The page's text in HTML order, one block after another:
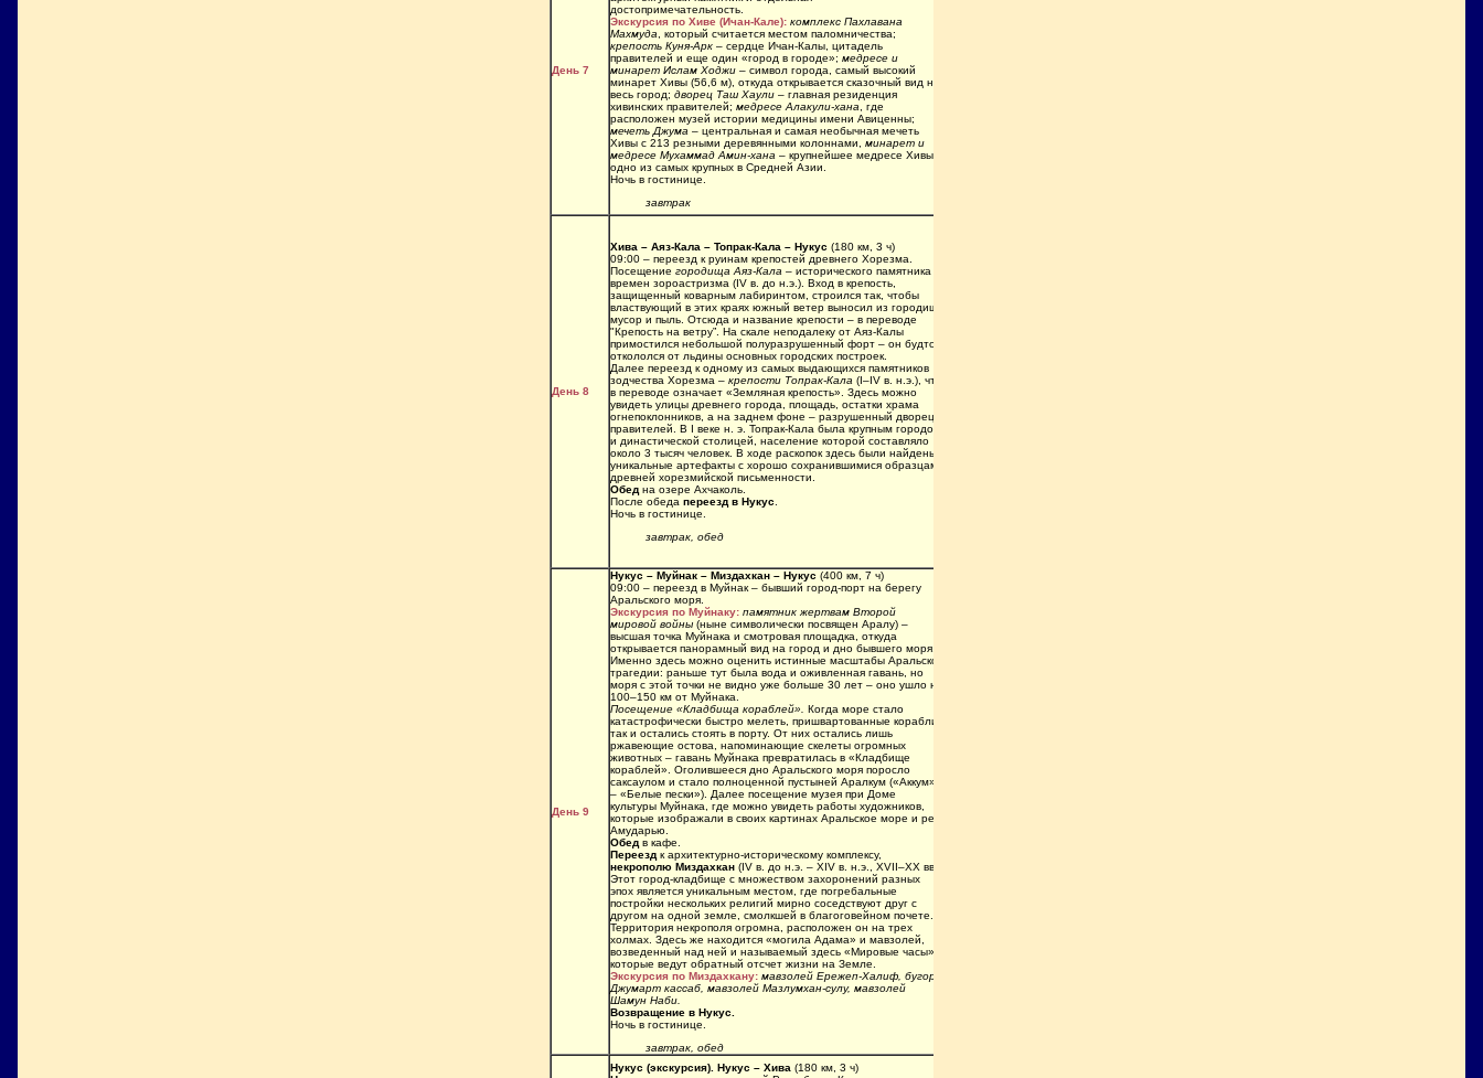
День 7
достопримечательность.
Экскурсия по Хиве (Ичан-Кале): комплекс Пахлавана
Махмуда
крепость Куня-Арк – сердце Ичан-Калы, цитадель
правителей и еще один «город в городе»; медресе и
минарет Ислам Ходжи – символ города, самый высокий
минарет Хивы (56,6 м), откуда открывается сказочный вид на
весь город; дворец Таш Хаули – главная резиденция
хивинских правителей; медресе Алакули-хана , где
мечеть Джума – центральная и самая необычная мечеть
Хивы с 213 резными деревянными колоннами, минарет и
медресе Мухаммад Амин-хана – крупнейшее медресе Хивы и
одно из самых крупных в Средней Азии.
Ночь в гостинице.
завтрак
День 8
Хива – Аяз-Кала – Топрак-Кала – Нукус (180 км, 3 ч)
09:00 – переезд к руинам крепостей древнего Хорезма.
Посещение городища Аяз-Кала – исторического памятника
времен зороастризма (IV в. до н.э.). Вход в крепость,
защищенный коварным лабиринтом, строился так, чтобы
властвующий в этих краях южный ветер выносил из городища
мусор и пыль. Отсюда и название крепости – в переводе
"Крепость на ветру”. На скале неподалеку от Аяз-Калы
примостился небольшой полуразрушенный форт – он будто
откололся от льдины основных городских построек.
Далее переезд к одному из самых выдающихся памятников
зодчества Хорезма – крепости Топрак-Кала (I–IV в. н.э.), что
в переводе означает «Земляная крепость». Здесь можно
увидеть улицы древнего города, площадь, остатки храма
огнепоклонников, а на заднем фоне – разрушенный дворец
правителей. В I веке н. э. Топрак-Кала была крупным городом
и династической столицей, население которой составляло
около 3 тысяч человек. В ходе раскопок здесь были найдены
уникальные артефакты с хорошо сохранившимися образцами
древней хорезмийской письменности.
Обед на озере Ахчаколь.
После обеда переезд в Нукус
Ночь в гостинице.
завтрак, обед
День 9
Нукус – Муйнак – Миздахкан – Нукус (400 км, 7 ч)
09:00 – переезд в Муйнак – бывший город-порт на берегу
Аральского моря.
Экскурсия по Муйнаку: памятник жертвам Второй
мировой войны (ныне символически посвящен Аралу) –
высшая точка Муйнака и смотровая площадка, откуда
открывается панорамный вид на город и дно бывшего моря.
Именно здесь можно оценить истинные масштабы Аральской
трагедии: раньше тут была вода и оживленная гавань, но
моря с этой точки не видно уже больше 30 лет – оно ушло на
100–150 км от Муйнака.
Посещение «Кладбища кораблей».
Когда море стало
катастрофически быстро мелеть, пришвартованные корабли
так и остались стоять в порту. От них остались лишь
ржавеющие остова, напоминающие скелеты огромных
животных – гавань Муйнака превратилась в «Кладбище
кораблей». Оголившееся дно Аральского моря поросло
саксаулом и стало полноценной пустыней Аралкум («Аккум»
– «Белые пески»). Далее посещение музея при Доме
культуры Муйнака, где можно увидеть работы художников,
которые изображали в своих картинах Аральское море и реку
Амударью.
Обед в кафе.
Переезд
некрополю Миздахкан (IV в. до н.э. – XIV в. н.э., XVII–XX вв.).
Этот город-кладбище с множеством захоронений разных
эпох является уникальным местом, где погребальные
постройки нескольких религий мирно соседствуют друг с
другом на одной земле, смолкшей в благоговейном почете.
Территория некрополя огромна, расположен он на трех
холмах. Здесь же находится «могила Адама» и мавзолей,
возведенный над ней и называемый здесь «Мировые часы»,
которые ведут обратный отсчет жизни на Земле.
Экскурсия по Миздахкану: мавзолей Ережеп-Халиф, бугор
Джумарт кассаб, мавзолей Мазлумхан-сулу, мавзолей
Шамун Наби.
Возвращение в Нукус.
Ночь в гостинице.
завтрак, обед
Нукус (экскурсия). Нукус – Хива (180 км, 3 ч)